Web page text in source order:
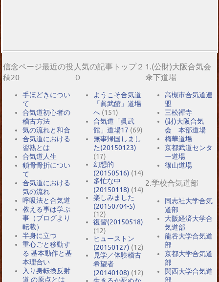
信念ページ最近の投
稿20
手ほどきについ
て
合気道初心者の
稽古方法
気の流れと和合
合気道における
習熟とは
合気道人生
鎖骨骨折につい
て
合気道における
気の流れ
呼吸法と合気道
教える事は学ぶ
事（ブログより
転載）
半身に立つ
重心ごと移動す
る 基本動作と基
本理合い
入り身転換反射
道 の原点とは
人気の記事トップ２
０
ようこそ合気道
「眞武館」道場
へ (151)
合気道「眞武
館」道場17 (69)
無事帰国しまし
た(20150123)
(17)
幻想的
(20150516) (14)
多忙な中
(20150118) (14)
楽しみました
(20150704-5)
(12)
復習(20150518)
(12)
ヒューストン
(20150127) (12)
見学／体験稽古
希望者
(20140108) (12)
1.(公財)大阪合気会
傘下道場
高槻市合気道連
盟
三松禪寺
(財)大阪合気
会 本部道場
梅華道場
京都武道センタ
ー道場
篠山道場
2.学校合気道部
同志社大学合気
道部
大阪経済大学合
気道部
龍谷大学合気道
部
京都大学合気道
部
関西大学合気道
部